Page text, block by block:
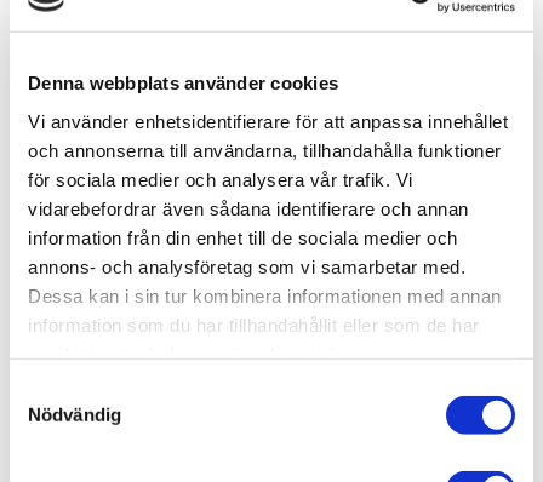
Denna webbplats använder cookies
Vi använder enhetsidentifierare för att anpassa innehållet
och annonserna till användarna, tillhandahålla funktioner
för sociala medier och analysera vår trafik. Vi
vidarebefordrar även sådana identifierare och annan
information från din enhet till de sociala medier och
annons- och analysföretag som vi samarbetar med.
Dessa kan i sin tur kombinera informationen med annan
information som du har tillhandahållit eller som de har
Nödvändig
Artikelnr
VAL70968
Leveranstid
skickas från oss inom 0-1 vardagar
Allmänt
Vallejo har tagit fram en ny formulering som kommer att
överraska dig med sin fantastiska penselvänlighet,
Du kommer att märka att färgerna torkar snabbt och
bildar ett homogent och självutjämnande lager som